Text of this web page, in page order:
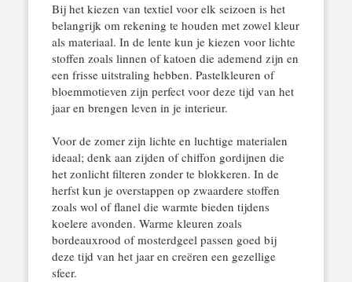
Bij het kiezen van textiel voor elk seizoen is het
belangrijk om rekening te houden met zowel kleur
als materiaal. In de lente kun je kiezen voor lichte
stoffen zoals linnen of katoen die ademend zijn en
een frisse uitstraling hebben. Pastelkleuren of
bloemmotieven zijn perfect voor deze tijd van het
jaar en brengen leven in je interieur.
Voor de zomer zijn lichte en luchtige materialen
ideaal; denk aan zijden of chiffon gordijnen die
het zonlicht filteren zonder te blokkeren. In de
herfst kun je overstappen op zwaardere stoffen
zoals wol of flanel die warmte bieden tijdens
koelere avonden. Warme kleuren zoals
bordeauxrood of mosterdgeel passen goed bij
deze tijd van het jaar en creëren een gezellige
sfeer.